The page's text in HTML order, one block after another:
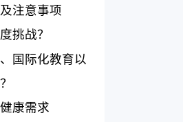
注意事项
挑战？
国际化教育以
康需求